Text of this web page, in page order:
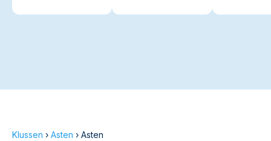
Klussen › Asten › Asten